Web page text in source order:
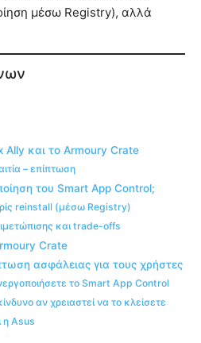
μέσω Registry), αλλά
Ally και το Armoury Crate
– επίπτωση
του Smart App Control;
reinstall (μέσω Registry)
και trade-offs
Crate
ασφάλειας για τους χρήστες
το Smart App Control
αν χρειαστεί να το κλείσετε
η Asus